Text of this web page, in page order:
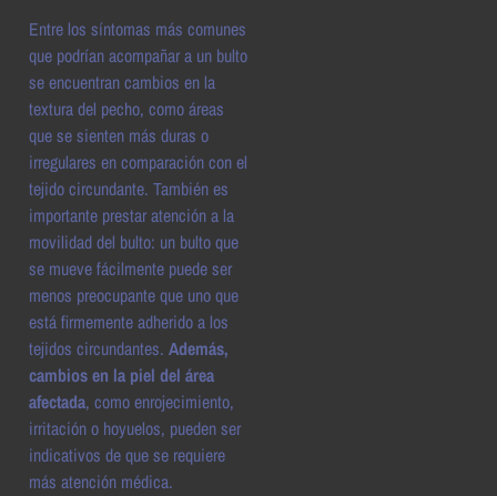
Entre los síntomas más comunes
que podrían acompañar a un bulto
se encuentran cambios en la
textura del pecho, como áreas
que se sienten más duras o
irregulares en comparación con el
tejido circundante. También es
importante prestar atención a la
movilidad del bulto: un bulto que
se mueve fácilmente puede ser
menos preocupante que uno que
está firmemente adherido a los
tejidos circundantes. Además,
cambios en la piel del área
afectada, como enrojecimiento,
irritación o hoyuelos, pueden ser
indicativos de que se requiere
más atención médica.